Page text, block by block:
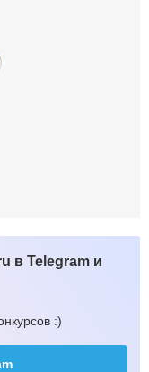
в Telegram и
:)